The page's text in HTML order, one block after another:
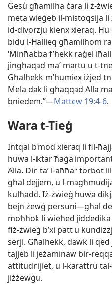
Ġesù għamilha ċara li ż-​
meta wieġeb il-​mistoqsija
id-​divorzju kienx xieraq. Hu
bidu l-​Ħallieq għamilhom
‘Minħabba f’hekk raġel
jingħaqad maʼ martu u t-​
Għalhekk m’humiex iżjed
Mela dak li għaqqad Alla
bniedem.”—Mattew 19:4-6.
Wara t-​Tieġ
Intqal b’mod xieraq li fil-​
huwa l-​iktar ħaġa
Alla. Din taʼ l-​aħħar torbot
għal dejjem, u l-​
kulħadd. Iż-​żwieġ huwa
bejn żewġ persuni—għal
moħħok li wieħed
fiż-​żwieġ b’xi patt u
serji. Għalhekk, dawk li
tajjeb li jeżaminaw bir-​
attitudnijiet, u l-​karattru
jiżżewġu.